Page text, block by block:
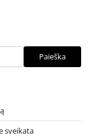
Paieška
sveikata